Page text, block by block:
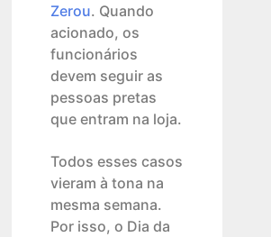
Zerou. Quando
acionado, os
funcionários
devem seguir as
pessoas pretas
que entram na loja.
Todos esses casos
vieram à tona na
mesma semana.
Por isso, o Dia da